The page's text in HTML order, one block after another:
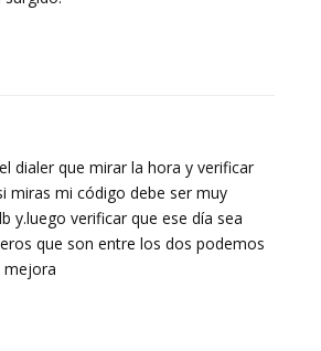
dialer que mirar la hora y verificar
miras mi código debe ser muy
y.luego verificar que ese día sea
que son entre los dos podemos
mejora